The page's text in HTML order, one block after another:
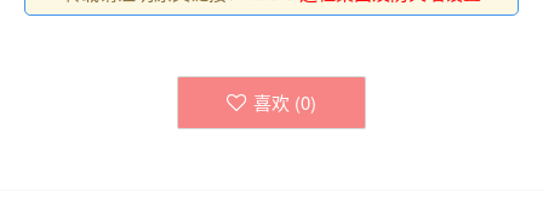
喜欢 (0)